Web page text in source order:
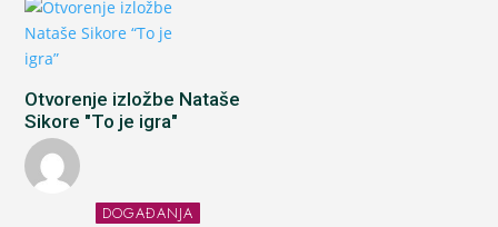
Otvorenje izložbe Nataše
Sikore "To je igra"
DOGAĐANJA